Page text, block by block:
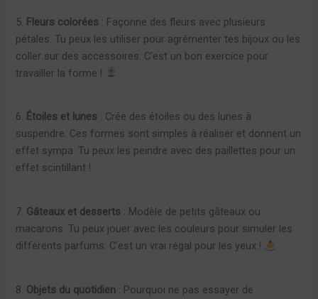
5. Fleurs colorées : Façonne des fleurs avec plusieurs
pétales. Tu peux les utiliser pour agrémenter tes bijoux ou les
coller sur des accessoires. C’est un bon exercice pour
travailler la forme !
6. Étoiles et lunes : Crée des étoiles ou des lunes à
suspendre. Ces formes sont simples à réaliser et donnent un
effet sympa. Tu peux les peindre avec des paillettes pour un
effet scintillant !
7. Gâteaux et desserts : Modèle de petits gâteaux ou
macarons. Tu peux jouer avec les couleurs pour simuler les
différents parfums. C’est un vrai régal pour les yeux !
8. Objets du quotidien : Pourquoi ne pas essayer de